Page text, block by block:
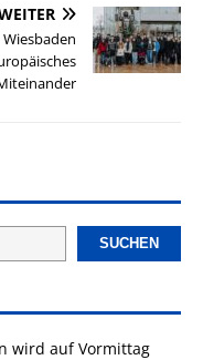
SUCHEN
wird auf Vormittag